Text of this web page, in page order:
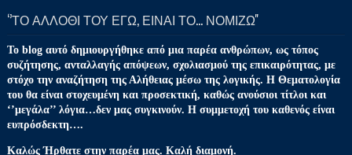
‘’ΤΟ ΑΛΛΟΘΙ ΤΟΥ ΕΓΩ, ΕΙΝΑΙ ΤΟ… ΝΟΜΙΖΩ''
Το blog αυτό δημιουργήθηκε από μια παρέα ανθρώπων, ως τόπος
συζήτησης, ανταλλαγής απόψεων, σχολιασμού της επικαιρότητας, με
στόχο την αναζήτηση της Αλήθειας μέσω της λογικής. Η Θεματολογία
του θα είναι στοχευμένη και προσεκτική, καθώς ανούσιοι τίτλοι και
‘’μεγάλα’’ λόγια…δεν μας συγκινούν. Η συμμετοχή του καθενός είναι
ευπρόσδεκτη….
Καλώς Ήρθατε στην παρέα μας. Καλή διαμονή.